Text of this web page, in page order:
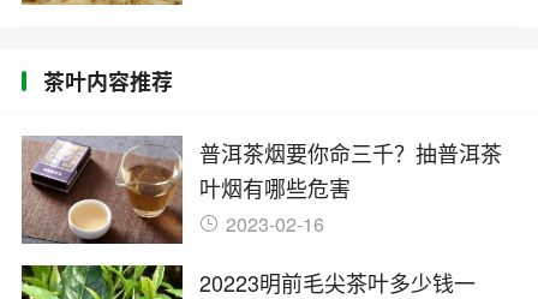
茶叶内容推荐
普洱茶烟要你命三千？抽普洱茶
叶烟有哪些危害
2023-02-16
20223明前毛尖茶叶多少钱一